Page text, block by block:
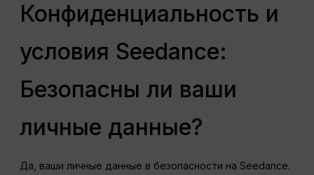
Конфиденциальность и
условия Seedance:
Безопасны ли ваши
личные данные?
Да, ваши личные данные в безопасности на Seedance.